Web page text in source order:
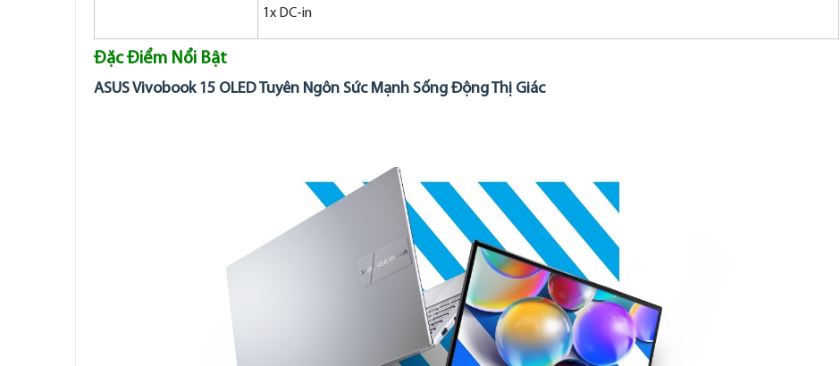
1x DC-in
Đặc Điểm Nổi Bật
ASUS Vivobook 15 OLED Tuyên Ngôn Sức Mạnh Sống Động Thị Giác